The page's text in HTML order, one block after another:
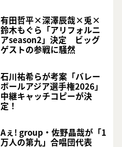
有田哲平×深澤辰哉×兎×
鈴木もぐら「アリフォルニ
アseason2」決定 ビッグ
ゲストの参戦に騒然
石川祐希らが考案「バレー
ボールアジア選手権2026」
中継キャッチコピーが決
定！
Aぇ! group・佐野晶哉が「1
万人の第九」合唱団代表